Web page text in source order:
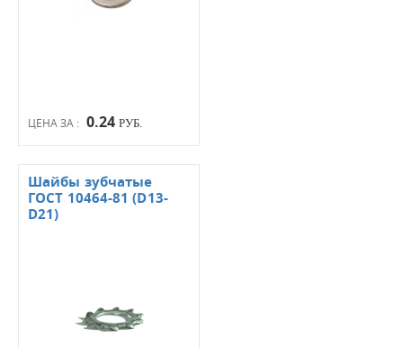
ЦЕНА ЗА : 0.24 РУБ.
Шайбы зубчатые
ГОСТ 10464-81 (D13-
D21)